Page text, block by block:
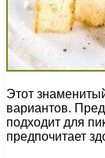
Этот
вариантов.
подходит для
предпочитает